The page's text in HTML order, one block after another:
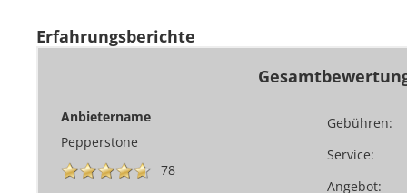
Erfahrungsberichte
Anbietername
Pepperstone
78
Gebühren:
Service:
Angebot: